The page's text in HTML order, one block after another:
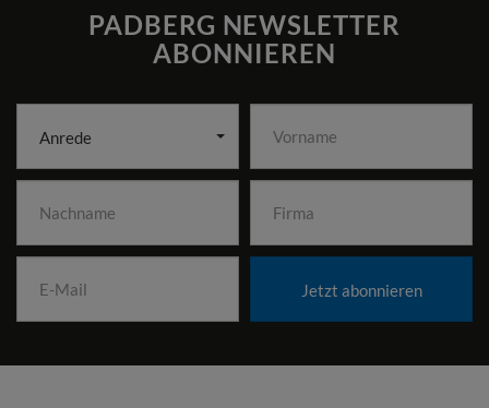
PADBERG NEWSLETTER
ABONNIEREN
Anrede
Jetzt abonnieren